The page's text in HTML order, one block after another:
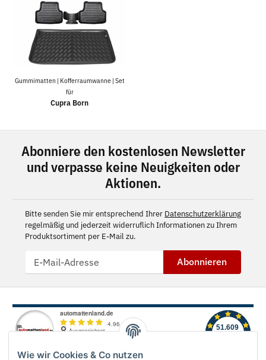
Wie wir Cookies & Co nutzen
Gummimatten | Kofferraumwanne | Set
für
Cupra Born
Abonniere den kostenlosen Newsletter
und verpasse keine Neuigkeiten oder
Aktionen.
Bitte senden Sie mir entsprechend Ihrer Datenschutzerklärung
regelmäßig und jederzeit widerruflich Informationen zu Ihrem
Produktsortiment per E-Mail zu.
Abonnieren